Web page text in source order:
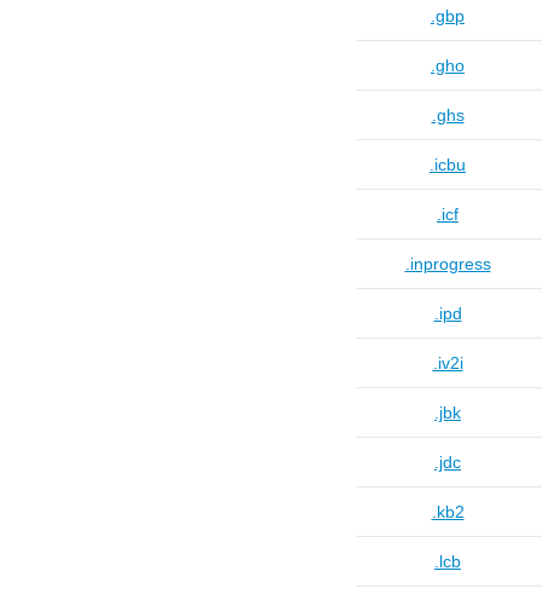
.gbp
.gho
.ghs
.icbu
.icf
.inprogress
.ipd
.iv2i
.jbk
.jdc
.kb2
.lcb